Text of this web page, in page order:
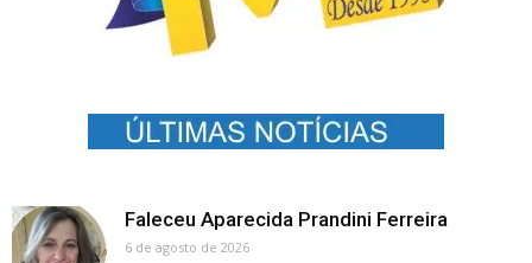
Faleceu Aparecida Prandini Ferreira
6 de agosto de 2026